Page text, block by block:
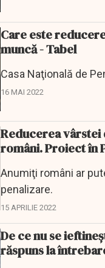
Care este
muncă - Tabel
Casa Naţională de
16 MAI 2022
Reducerea vârstei
români. Proiect în
Anumiţi români ar
penalizare.
15 APRILIE 2022
De ce nu se
răspuns la